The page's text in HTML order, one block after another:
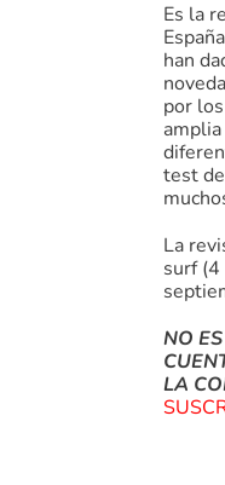
Es la
han
por
test
La
surf (4
NO
LA